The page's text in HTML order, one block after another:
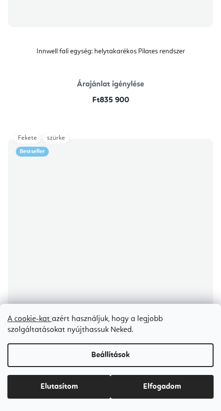
A cookie-kat azért használjuk, hogy a legjobb
szolgáltatásokat nyújthassuk Neked.
Beállítások
Elutasítom Elfogadom
Innwell fali egység: helytakarékos Pilates rendszer
Árajánlat igénylése
Ft835 900
Bestseller
Elina Pilates Cadillac - trapéz asztal
Fekete szürke